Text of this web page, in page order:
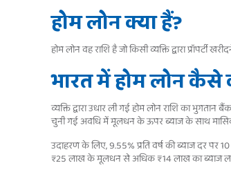
होम लोन क्या हैं?
होम लोन वह राशि है जो किसी व्यक्ति द्वारा
भारत में होम लोन कैसे
व्यक्ति द्वारा उधार ली गई होम लोन राशि का भुगतान
चुनी गई अवधि में मूलधन के ऊपर ब्याज के साथ
उदाहरण के लिए, 9.55% प्रति वर्ष की ब्याज दर पर
₹25 लाख के मूलधन से अधिक ₹14 लाख का ब्याज